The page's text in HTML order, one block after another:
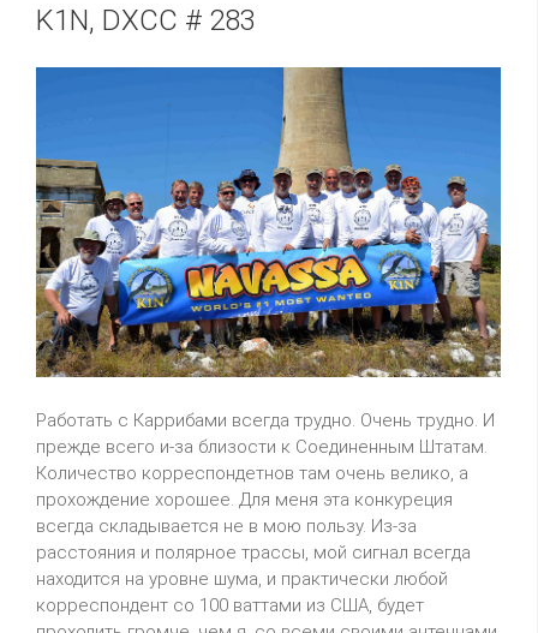
K1N, DXCC # 283
Работать с Каррибами всегда трудно. Очень трудно. И
прежде всего и-за близости к Соединенным Штатам.
Количество корреспондетнов там очень велико, а
прохождение хорошее. Для меня эта конкуреция
всегда складывается не в мою пользу. Из-за
расстояния и полярное трассы, мой сигнал всегда
находится на уровне шума, и практически любой
корреспондент со 100 ваттами из США, будет